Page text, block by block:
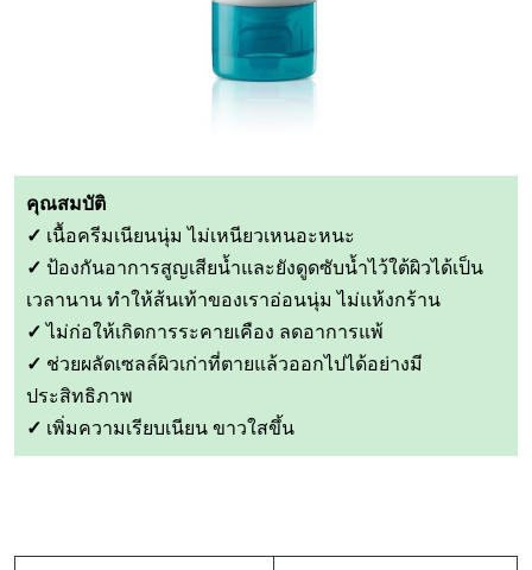
คุณสมบัติ
✓ เนื้อครีมเนียนนุ่ม ไม่เหนียวเหนอะหนะ
✓ ป้องกันอาการสูญเสียน้ำและยังดูดซับน้ำไว้ใต้ผิวได้เป็น
เวลานาน ทำให้ส้นเท้าของเราอ่อนนุ่ม ไม่แห้งกร้าน
✓ ไม่ก่อให้เกิดการระคายเคือง ลดอาการแพ้
✓ ช่วยผลัดเซลล์ผิวเก่าที่ตายแล้วออกไปได้อย่างมี
ประสิทธิภาพ
✓ เพิ่มความเรียบเนียน ขาวใสขึ้น